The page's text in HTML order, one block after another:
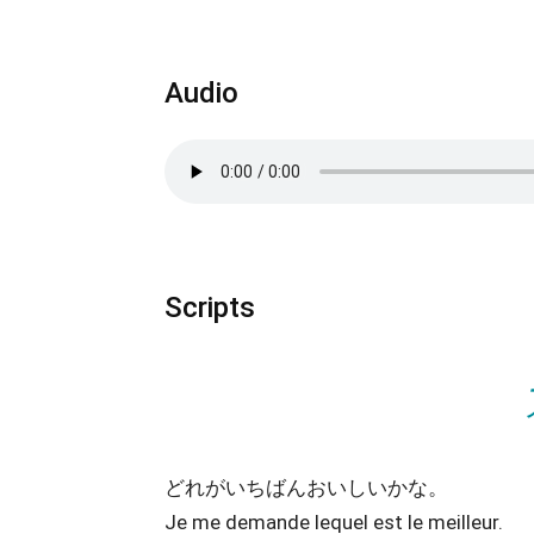
Audio
Scripts
どれがいちばんおいしいかな。
Je me demande lequel est le meilleur.